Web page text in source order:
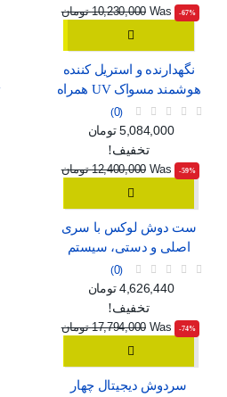
‎-67%
Was 10,230,000 تومان
نگهدارنده و استریل کننده
هوشمند مسواک UV همراه
با خشک‌کن و جای لیوان
0
قیمت عادی
قیمت
5,084,000 تومان
تخفیف!
‎-59%
Was 12,400,000 تومان
ست دوش لوکس با سری
اصلی و دستی، سیستم
فشار قوی و شلنگ بلند
0
قیمت عادی
قیمت
4,626,440 تومان
تخفیف!
‎-74%
Was 17,794,000 تومان
سردوش دیجیتال چهار